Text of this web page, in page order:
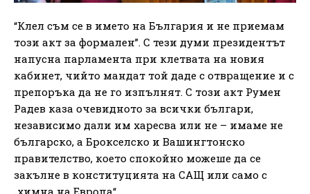
“Клел съм се в името на България и не приемам
този акт за формален”. С тези думи президентът
напусна парламента при клетвата на новия
кабинет, чийто мандат той даде с отвращение и с
препоръка да не го изпълнят. С този акт Румен
Радев каза очевидното за всички българи,
независимо дали им харесва или не – имаме не
българско, а Брокселско и Вашингтонско
правителство, което спокойно можеше да се
закълне в конституцията на САЩ или само с
„химна на Европа“.